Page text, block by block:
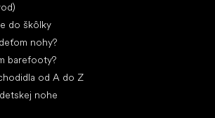
do škôlky
nohy?
barefooty?
od A do Z
nohe